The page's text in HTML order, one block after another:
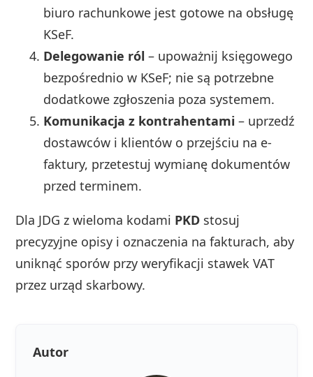
biuro rachunkowe jest gotowe na obsługę
KSeF.
Delegowanie ról – upoważnij księgowego
bezpośrednio w KSeF; nie są potrzebne
dodatkowe zgłoszenia poza systemem.
Komunikacja z kontrahentami – uprzedź
dostawców i klientów o przejściu na e-
faktury, przetestuj wymianę dokumentów
przed terminem.
Dla JDG z wieloma kodami PKD stosuj
precyzyjne opisy i oznaczenia na fakturach, aby
uniknąć sporów przy weryfikacji stawek VAT
przez urząd skarbowy.
Autor